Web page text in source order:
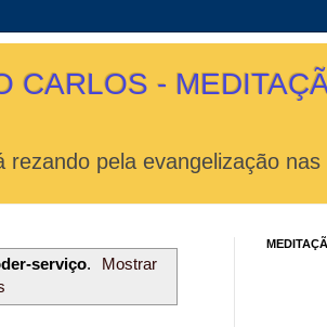
CARLOS -
pela evangelização nas
serviço.
Mostrar